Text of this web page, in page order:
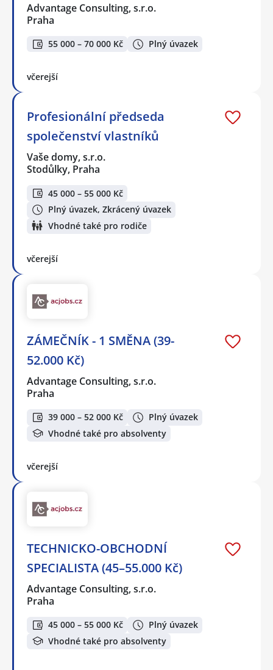
Advantage Consulting, s.r.o.
Praha
55 000 – 70 000 Kč Plný úvazek
včerejší
Profesionální předseda
společenství vlastníků
Vaše domy, s.r.o.
Stodůlky, Praha
45 000 – 55 000 Kč
Plný úvazek, Zkrácený úvazek
Vhodné také pro rodiče
včerejší
ZÁMEČNÍK - 1 SMĚNA (39-
52.000 Kč)
Advantage Consulting, s.r.o.
Praha
39 000 – 52 000 Kč
Plný úvazek
Vhodné také pro absolventy
včerejší
TECHNICKO-OBCHODNÍ
SPECIALISTA (45–55.000 Kč)
Advantage Consulting, s.r.o.
Praha
45 000 – 55 000 Kč
Plný úvazek
Vhodné také pro absolventy